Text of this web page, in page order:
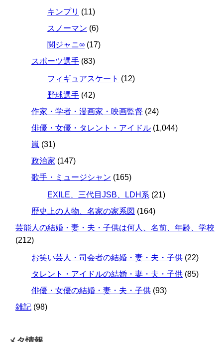
キンプリ (11)
スノーマン (6)
関ジャニ∞ (17)
スポーツ選手 (83)
フィギュアスケート (12)
野球選手 (42)
作家・学者・漫画家・映画監督 (24)
俳優・女優・タレント・アイドル (1,044)
嵐 (31)
政治家 (147)
歌手・ミュージシャン (165)
EXILE、三代目JSB、LDH系 (21)
歴史上の人物、名家の家系図 (164)
芸能人の結婚・妻・夫・子供は何人、名前、年齢、学校
(212)
お笑い芸人・司会者の結婚・妻・夫・子供 (22)
タレント・アイドルの結婚・妻・夫・子供 (85)
俳優・女優の結婚・妻・夫・子供 (93)
雑記 (98)